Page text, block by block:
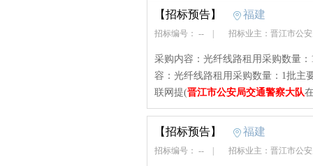
【招标预告】 福建
招标编号： -- 招标业主：晋江市公
采购内容：光纤线路租用采购数量
容：光纤线路租用采购数量：1批主
联网提(晋江市公安局交通警察大队
【招标预告】 福建
招标编号： -- 招标业主：晋江市公